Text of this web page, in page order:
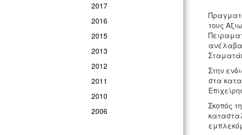
2017
2016
2015
2013
2012
2011
2010
2006
τους
Στην
στα
Σκοπός